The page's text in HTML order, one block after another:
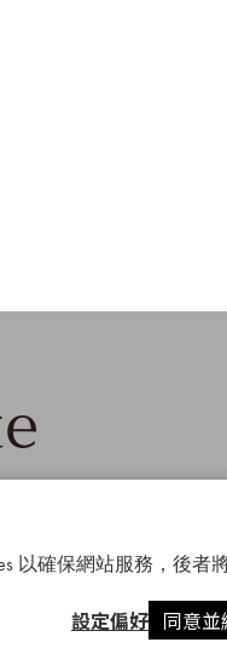
以確保網站服務，後者
設定偏好 同意並